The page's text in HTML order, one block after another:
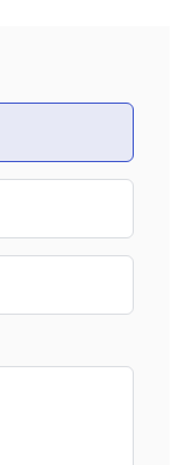
na panganib.
ayon sa mga uri
bawat lot.